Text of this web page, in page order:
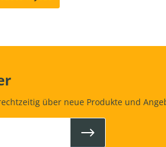
über neue Produkte und